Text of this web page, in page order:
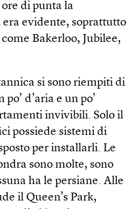
di punta la
era evidente, soprattutto
Bakerloo, Jubilee,
si sono riempiti di
d’aria e un po’
invivibili. Solo il
possiede sistemi di
per installarli. Le
sono molte, sono
ha le persiane. Alle
il Queen’s Park,